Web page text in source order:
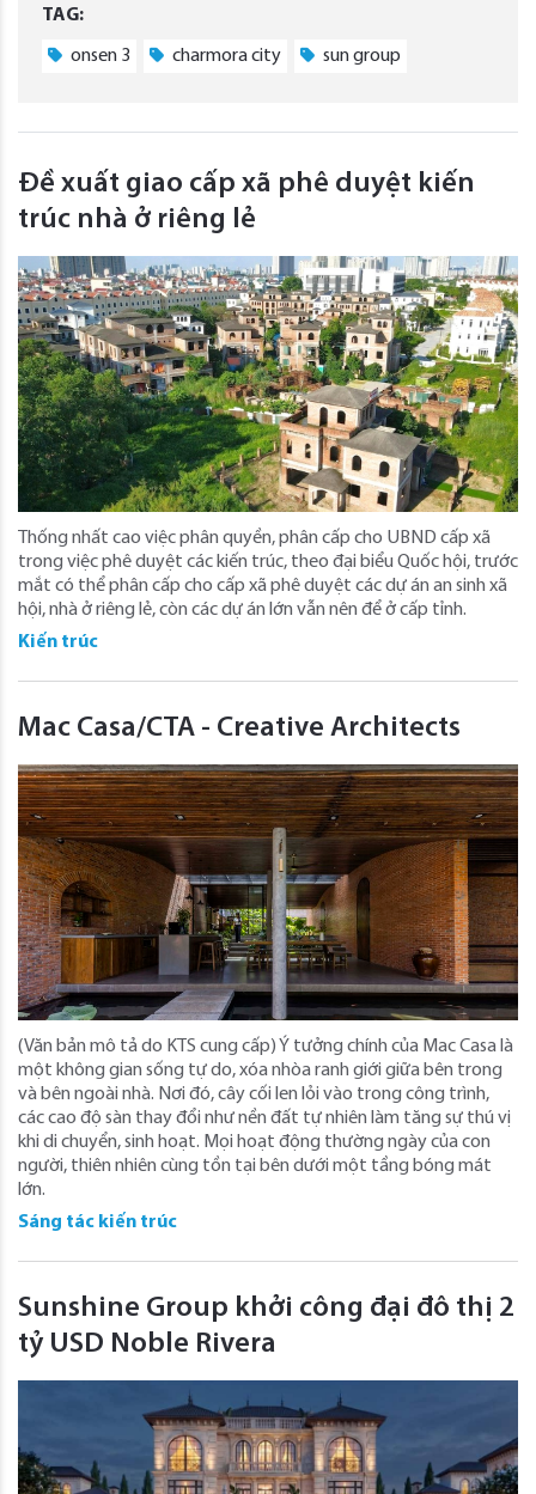
TAG:
onsen 3 charmora city sun group
Đề xuất giao cấp xã phê duyệt kiến
trúc nhà ở riêng lẻ
Thống nhất cao việc phân quyền, phân cấp cho UBND cấp xã
trong việc phê duyệt các kiến trúc, theo đại biểu Quốc hội, trước
mắt có thể phân cấp cho cấp xã phê duyệt các dự án an sinh xã
hội, nhà ở riêng lẻ, còn các dự án lớn vẫn nên để ở cấp tỉnh.
Kiến trúc
Mac Casa/CTA - Creative Architects
(Văn bản mô tả do KTS cung cấp) Ý tưởng chính của Mac Casa là
một không gian sống tự do, xóa nhòa ranh giới giữa bên trong
và bên ngoài nhà. Nơi đó, cây cối len lỏi vào trong công trình,
các cao độ sàn thay đổi như nền đất tự nhiên làm tăng sự thú vị
khi di chuyển, sinh hoạt. Mọi hoạt động thường ngày của con
người, thiên nhiên cùng tồn tại bên dưới một tầng bóng mát
lớn.
Sáng tác kiến trúc
Sunshine Group khởi công đại đô thị 2
tỷ USD Noble Rivera